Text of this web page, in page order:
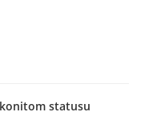
statusu